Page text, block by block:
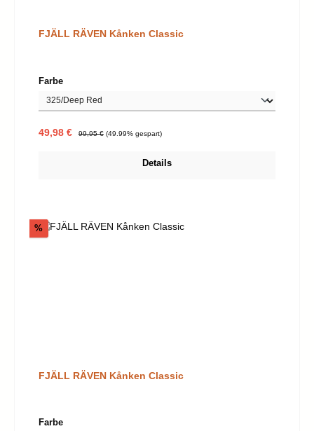
FJÄLL RÄVEN Kånken Classic
Farbeauswählen
Verkaufspreis:
49,98 € Regulärer Preis:
99,95 € (49.99% gespart)
Details
%Rabatt
FJÄLL RÄVEN Kånken Classic
Farbeauswählen